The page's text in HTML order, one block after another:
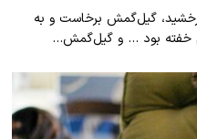
گیل‌گمش برخاست و به
خفته بود … و گیل‌گمش…